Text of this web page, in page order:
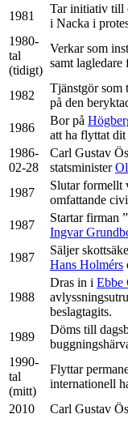
1981
Tar initiativ till
i Nacka i
1980-
tal
(tidigt)
Verkar som
samt
1982
Tjänstgör som
på den
1986
Bor på
att ha flyttat dit
1986-
02-28
Carl Gustav
statsminister
1987
Slutar formellt
omfattande
1987
Startar firman
Ingvar
1987
Säljer
Hans Holmérs
1988
Dras in i Ebbe
beslagtagits.
1989
Döms till
1990-
tal
(mitt)
Flyttar
internationell
2010
Carl Gustav